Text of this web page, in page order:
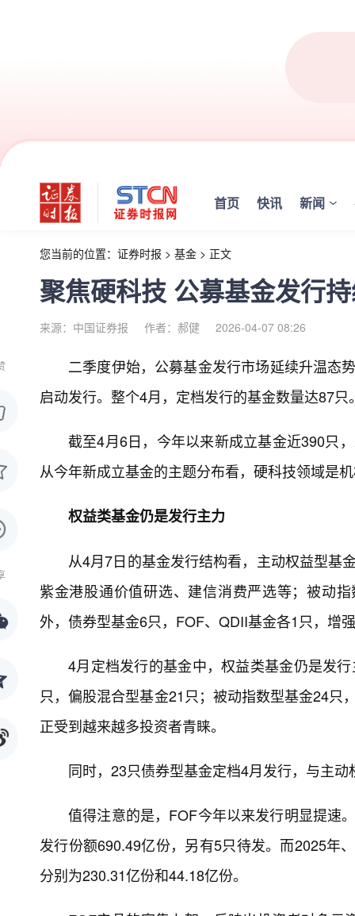
首页 快讯 新闻
您当前的位置： 证券时报 > 基金 > 正文
聚焦硬科技 公募基金发行
来源：中国证券报 作者：郝健 2026-04-07 08:26
二季度伊始，公募基金发行市场延续升温态
启动发行。整个4月，定档发行的基金数量达87只
截至4月6日，今年以来新成立基金近390只
从今年新成立基金的主题分布看，硬科技领域是
权益类基金仍是发行主力
从4月7日的基金发行结构看，主动权益型基
紫金港股通价值研选、建信消费严选等；被动
外，债券型基金6只，FOF、QDII基金各1只，增
4月定档发行的基金中，权益类基金仍是发
只，偏股混合型基金21只；被动指数型基金24
正受到越来越多投资者青睐。
同时，23只债券型基金定档4月发行，与主
值得注意的是，FOF今年以来发行明显提速
发行份额690.49亿份，另有5只待发。而2025年
分别为230.31亿份和44.18亿份。